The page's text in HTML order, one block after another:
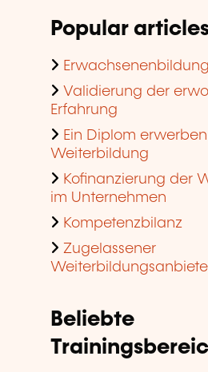
Popular
Erwachsenenbildung
Validierung der
Erfahrung
Ein Diplom
Weiterbildung
Kofinanzierung der
im Unternehmen
Kompetenzbilanz
Zugelassener
Beliebte